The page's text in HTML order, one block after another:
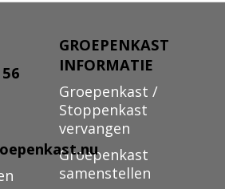
GROEPENKAST
INFORMATIE
Groepenkast /
Stoppenkast
vervangen
Groepenkast
samenstellen